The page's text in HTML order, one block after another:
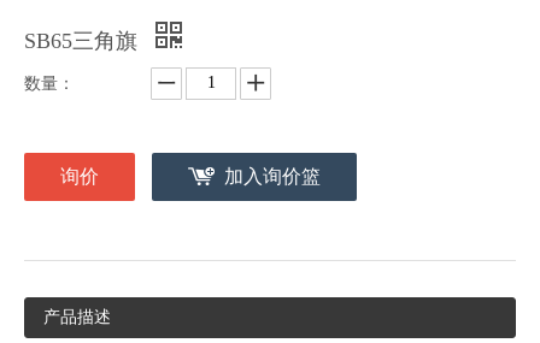
SB65三角旗
数量：
询价 加入询价篮
产品描述